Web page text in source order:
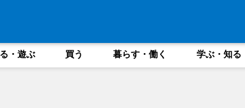
・遊ぶ 買う 暮らす・働く 学ぶ・知る